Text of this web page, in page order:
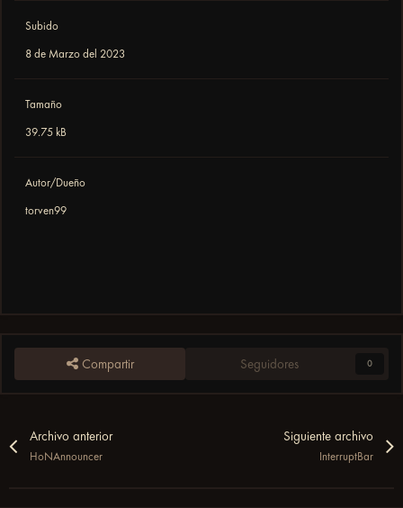
Subido
8 de Marzo del 2023
Tamaño
39.75 kB
Autor/Dueño
torven99
Compartir Seguidores 0
Archivo anterior
HoNAnnouncer
Siguiente archivo
InterruptBar